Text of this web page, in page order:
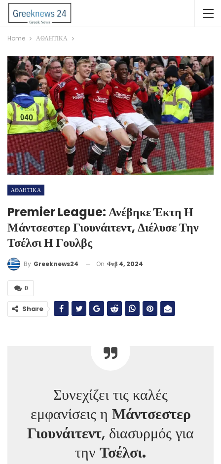
Home ΑΘΛΗΤΙΚΑ
ΑΘΛΗΤΙΚΑ
Premier League: Ανέβηκε Έκτη Η
Μάντσεστερ Γιουνάιτεντ, Διέλυσε Την
Τσέλσι Η Γουλβς
By Greeknews24 On Φεβ 4, 2024
0
Share
Συνεχίζει τις καλές
εμφανίσεις η Μάντσεστερ
Γιουνάιτεντ, διασυρμός για
την Τσέλσι.